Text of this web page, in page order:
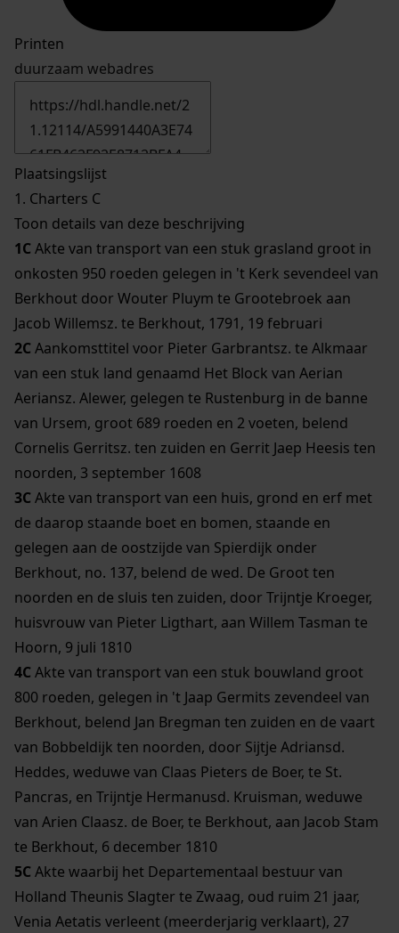
Printen
duurzaam webadres
Plaatsingslijst
1. Charters C
Toon details van deze beschrijving
1C Akte van transport van een stuk grasland groot in
onkosten 950 roeden gelegen in 't Kerk sevendeel van
Berkhout door Wouter Pluym te Grootebroek aan
Jacob Willemsz. te Berkhout, 1791, 19 februari
2C Aankomsttitel voor Pieter Garbrantsz. te Alkmaar
van een stuk land genaamd Het Block van Aerian
Aeriansz. Alewer, gelegen te Rustenburg in de banne
van Ursem, groot 689 roeden en 2 voeten, belend
Cornelis Gerritsz. ten zuiden en Gerrit Jaep Heesis ten
noorden, 3 september 1608
3C Akte van transport van een huis, grond en erf met
de daarop staande boet en bomen, staande en
gelegen aan de oostzijde van Spierdijk onder
Berkhout, no. 137, belend de wed. De Groot ten
noorden en de sluis ten zuiden, door Trijntje Kroeger,
huisvrouw van Pieter Ligthart, aan Willem Tasman te
Hoorn, 9 juli 1810
4C Akte van transport van een stuk bouwland groot
800 roeden, gelegen in 't Jaap Germits zevendeel van
Berkhout, belend Jan Bregman ten zuiden en de vaart
van Bobbeldijk ten noorden, door Sijtje Adriansd.
Heddes, weduwe van Claas Pieters de Boer, te St.
Pancras, en Trijntje Hermanusd. Kruisman, weduwe
van Arien Claasz. de Boer, te Berkhout, aan Jacob Stam
te Berkhout, 6 december 1810
5C Akte waarbij het Departementaal bestuur van
Holland Theunis Slagter te Zwaag, oud ruim 21 jaar,
Venia Aetatis verleent (meerderjarig verklaart), 27